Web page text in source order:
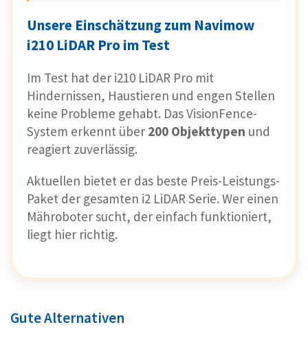
Unsere Einschätzung zum Navimow
i210 LiDAR Pro im Test
Im Test hat der i210 LiDAR Pro mit
Hindernissen, Haustieren und engen Stellen
keine Probleme gehabt. Das VisionFence-
System erkennt über 200 Objekttypen und
reagiert zuverlässig.
Aktuellen bietet er das beste Preis-Leistungs-
Paket der gesamten i2 LiDAR Serie. Wer einen
Mähroboter sucht, der einfach funktioniert,
liegt hier richtig.
Gute Alternativen